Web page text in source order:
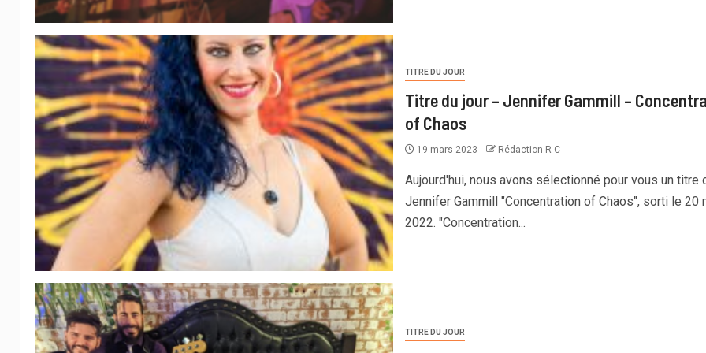
TITRE DU JOUR
Titre du jour – Jennifer Gammill –
of Chaos
19 mars 2023 Rédaction R C
Aujourd'hui, nous avons sélectionné pour vous un titre
Jennifer Gammill "Concentration of Chaos", sorti le 20
2022. "Concentration...
TITRE DU JOUR